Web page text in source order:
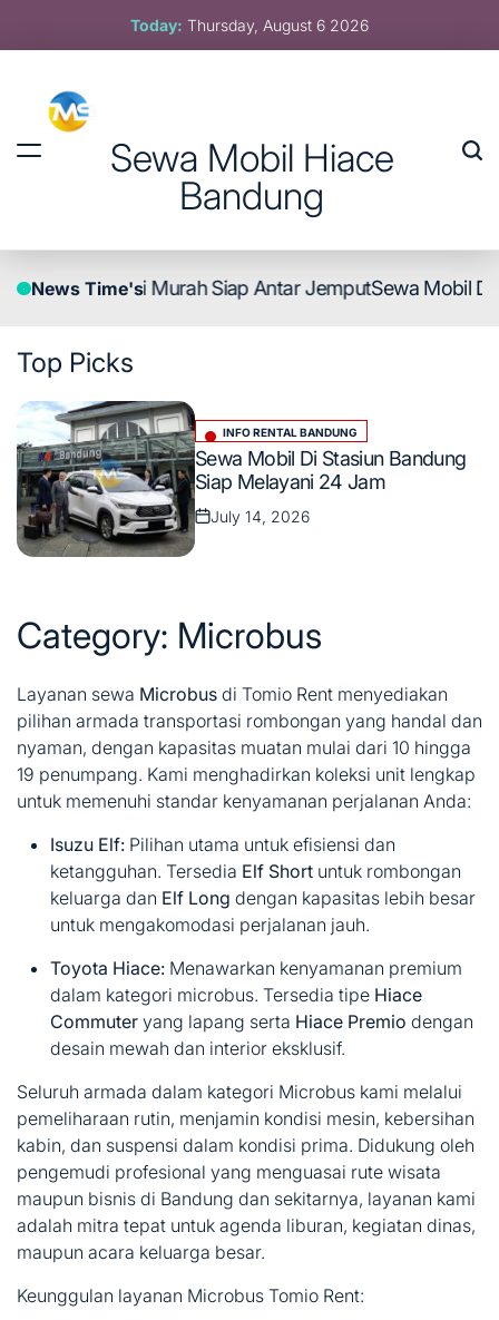
Today: Thursday, August 6 2026
Sewa Mobil Hiace
Bandung
News Time's
Cimahi Murah Siap Antar JemputSewa Mobil Di
Top Picks
Posted
in
INFO RENTAL BANDUNG
Sewa Mobil Di Stasiun Bandung
Siap Melayani 24 Jam
on
July 14, 2026
Category: Microbus
Layanan sewa Microbus di Tomio Rent menyediakan
pilihan armada transportasi rombongan yang handal dan
nyaman, dengan kapasitas muatan mulai dari 10 hingga
19 penumpang. Kami menghadirkan koleksi unit lengkap
untuk memenuhi standar kenyamanan perjalanan Anda:
Isuzu Elf: Pilihan utama untuk efisiensi dan
ketangguhan. Tersedia Elf Short untuk rombongan
keluarga dan Elf Long dengan kapasitas lebih besar
untuk mengakomodasi perjalanan jauh.
Toyota Hiace: Menawarkan kenyamanan premium
dalam kategori microbus. Tersedia tipe Hiace
Commuter yang lapang serta Hiace Premio dengan
desain mewah dan interior eksklusif.
Seluruh armada dalam kategori Microbus kami melalui
pemeliharaan rutin, menjamin kondisi mesin, kebersihan
kabin, dan suspensi dalam kondisi prima. Didukung oleh
pengemudi profesional yang menguasai rute wisata
maupun bisnis di Bandung dan sekitarnya, layanan kami
adalah mitra tepat untuk agenda liburan, kegiatan dinas,
maupun acara keluarga besar.
Keunggulan layanan Microbus Tomio Rent: